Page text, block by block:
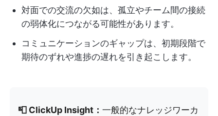
対面での交流の欠如は、孤立やチーム間の接続
の弱体化につながる可能性があります。
コミュニケーションのギャップは、初期段階で
期待のずれや進捗の遅れを引き起こします。
📮 ClickUp Insight： 一般的なナレッジワーカ